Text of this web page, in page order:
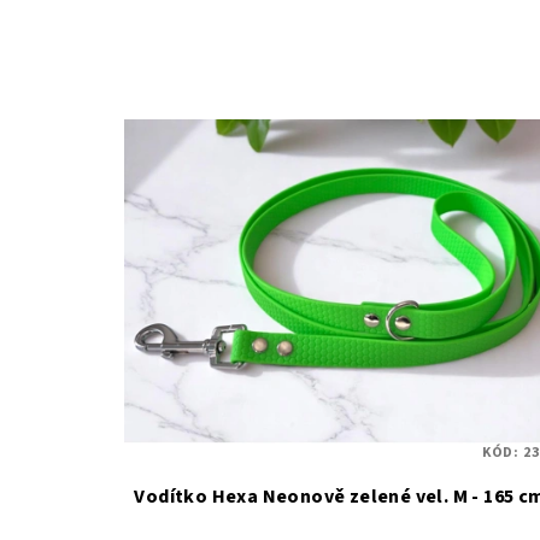
Vodítko Hexa Neonově zelené vel. M - 165
KÓD: